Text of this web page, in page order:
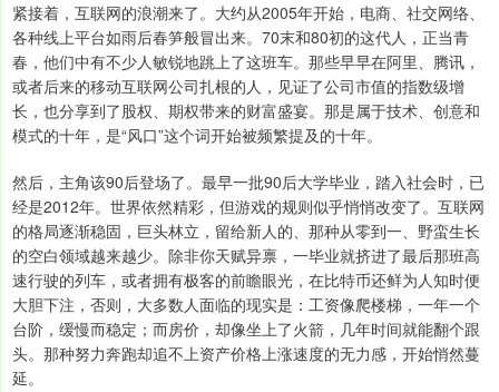
紧接着，互联网的浪潮来了。大约从2005年开始，电商、社交网络、
各种线上平台如雨后春笋般冒出来。70末和80初的这代人，正当青
春，他们中有不少人敏锐地跳上了这班车。那些早早在阿里、腾讯，
或者后来的移动互联网公司扎根的人，见证了公司市值的指数级增
长，也分享到了股权、期权带来的财富盛宴。那是属于技术、创意和
模式的十年，是“风口”这个词开始被频繁提及的十年。
然后，主角该90后登场了。最早一批90后大学毕业，踏入社会时，已
经是2012年。世界依然精彩，但游戏的规则似乎悄悄改变了。互联网
的格局逐渐稳固，巨头林立，留给新人的、那种从零到一、野蛮生长
的空白领域越来越少。除非你天赋异禀，一毕业就挤进了最后那班高
速行驶的列车，或者拥有极客的前瞻眼光，在比特币还鲜为人知时便
大胆下注，否则，大多数人面临的现实是：工资像爬楼梯，一年一个
台阶，缓慢而稳定；而房价，却像坐上了火箭，几年时间就能翻个跟
头。那种努力奔跑却追不上资产价格上涨速度的无力感，开始悄然蔓
延。